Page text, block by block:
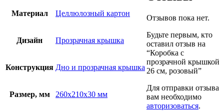
Материал Целлюлозный картон
Дизайн Прозрачная крышка
Конструкция Дно и прозрачная крышка
Размер, мм 260х210х30 мм
Отзывов пока нет.
Будьте первым, кто
оставил отзыв на
“Коробка с
прозрачной крышкой
26 см, розовый”
Для отправки отзыва
вам необходимо
авторизоваться.